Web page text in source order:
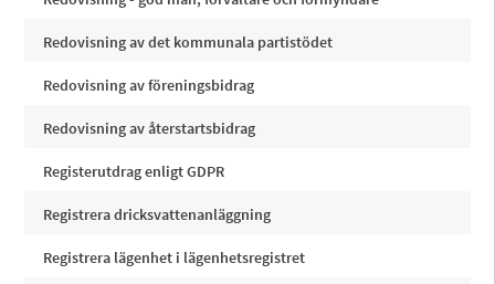
Redovisning av det kommunala partistödet
Redovisning av föreningsbidrag
Redovisning av återstartsbidrag
Registerutdrag enligt GDPR
Registrera dricksvattenanläggning
Registrera lägenhet i lägenhetsregistret